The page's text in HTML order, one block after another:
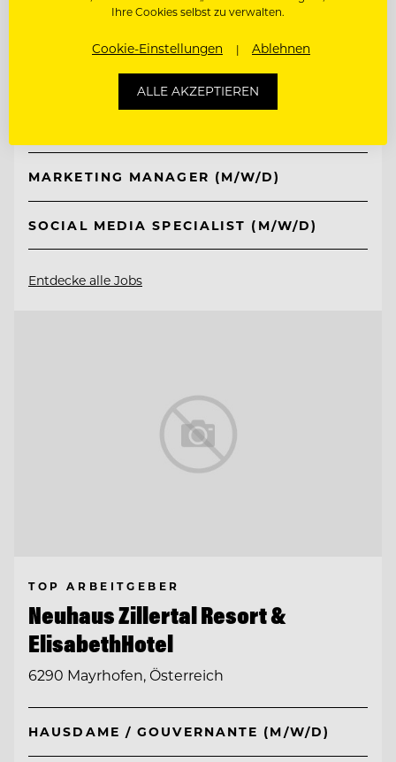
Schlosshotel Fiss
MARKETING MANAGER (M/W/D)
SOCIAL MEDIA SPECIALIST (M/W/D)
Entdecke alle Jobs
TOP ARBEITGEBER
Neuhaus Zillertal Resort &
ElisabethHotel
6290 Mayrhofen, Österreich
HAUSDAME / GOUVERNANTE (M/W/D)
Ihre Cookies selbst zu verwalten.
Cookie-Einstellungen Ablehnen
ALLE AKZEPTIEREN